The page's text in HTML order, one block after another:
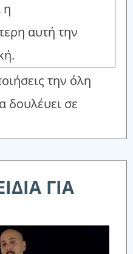
η
αυτή την
την όλη
δουλέυει σε
ΓΙΑ